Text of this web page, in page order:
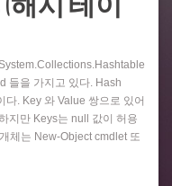
들을 가지고 있다. Hash
. Key 와 Value 쌍으로 있어
지만 Keys는 null 값이 허용
체는 New-Object cmdlet 또